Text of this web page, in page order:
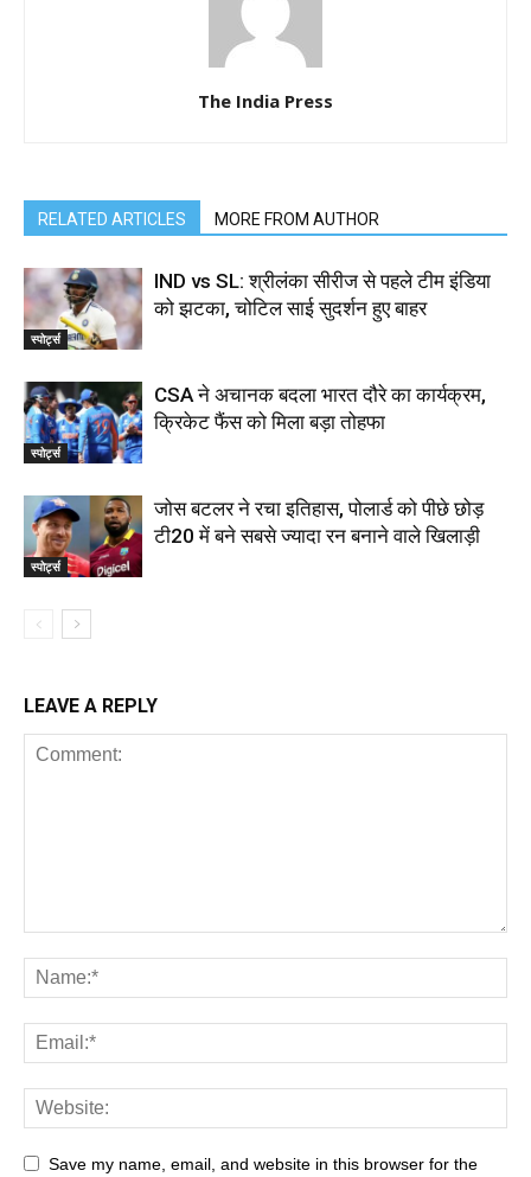
The India Press
RELATED ARTICLES MORE FROM AUTHOR
स्पोर्ट्स
IND vs SL: श्रीलंका सीरीज से पहले टीम इंडिया
को झटका, चोटिल साई सुदर्शन हुए बाहर
स्पोर्ट्स
CSA ने अचानक बदला भारत दौरे का कार्यक्रम,
क्रिकेट फैंस को मिला बड़ा तोहफा
स्पोर्ट्स
जोस बटलर ने रचा इतिहास, पोलार्ड को पीछे छोड़
टी20 में बने सबसे ज्यादा रन बनाने वाले खिलाड़ी
LEAVE A REPLY
Save my name, email, and website in this browser for the